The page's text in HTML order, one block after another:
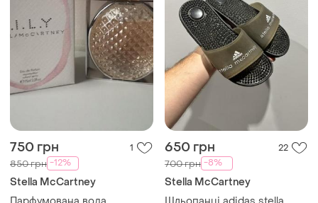
750 грн 1
850 грн -12%
Stella McCartney
650 грн 22
700 грн -8%
Stella McCartney